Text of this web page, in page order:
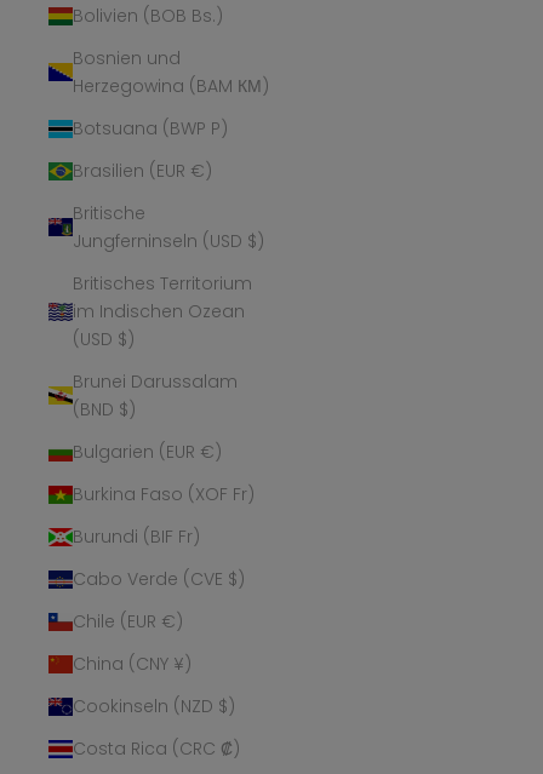
Bolivien (BOB Bs.)
Bosnien und
Herzegowina (BAM КМ)
Botsuana (BWP P)
Brasilien (EUR €)
Britische
Jungferninseln (USD $)
Britisches Territorium
im Indischen Ozean
(USD $)
Brunei Darussalam
(BND $)
Bulgarien (EUR €)
Burkina Faso (XOF Fr)
Burundi (BIF Fr)
Cabo Verde (CVE $)
Chile (EUR €)
China (CNY ¥)
Cookinseln (NZD $)
Costa Rica (CRC ₡)